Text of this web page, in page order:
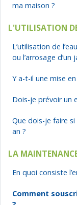
ma maison ?
L'UTILISATION
L’utilisation de
ou l’arrosage d’un
Y a-t-il une mise
Dois-je prévoir un
Que dois-je faire
an ?
LA
En quoi consiste
Comment